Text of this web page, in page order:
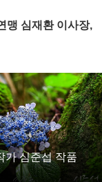
맹 심재환 이사장,
가 심준섭 작품